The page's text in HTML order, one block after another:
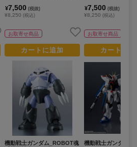
販版）
¥7,500 (税抜)
¥8,250 (税込)
お取寄せ商品
カートに追加
機動戦士ガンダム_ROBOT魂
¥7,500 (税抜)
¥8,250 (税込)
お取寄せ商品
カートに
機動戦士ガンダム